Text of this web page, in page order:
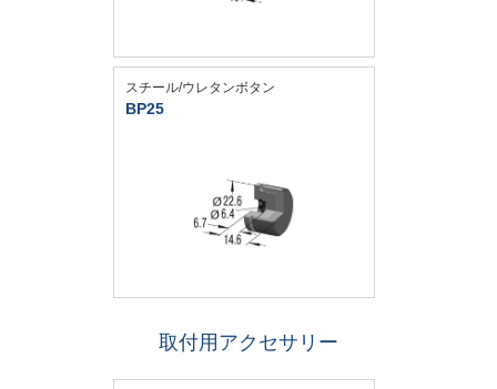
スチール/ウレタンボタン
BP25
取付用アクセサリー